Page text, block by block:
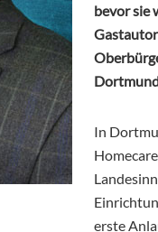
bevor sie
In
erste